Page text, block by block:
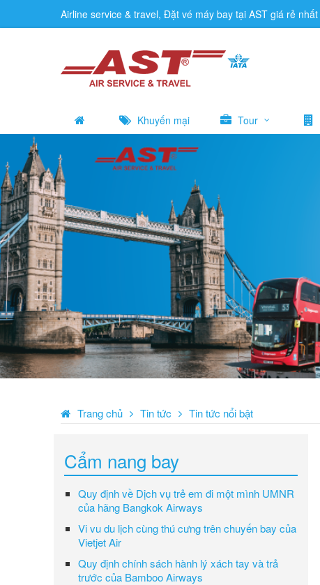
Airline service & travel, Đặt vé máy bay tại AST giá rẻ nhất
Khuyến mại Tour
Trang chủ Tin tức Tin tức nổi bật
Cẩm nang bay
Quy định về Dịch vụ trẻ em đi một mình UMNR
của hãng Bangkok Airways
Vi vu du lịch cùng thú cưng trên chuyến bay của
Vietjet Air
Quy định chính sách hành lý xách tay và trả
trước của Bamboo Airways